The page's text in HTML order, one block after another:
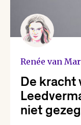
Renée van
De kracht
niet